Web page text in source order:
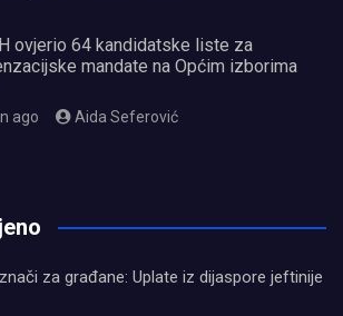
ovjerio 64 kandidatske liste za
mandate na Općim izborima
ago Aida Seferović
za građane: Uplate iz dijaspore jeftinije